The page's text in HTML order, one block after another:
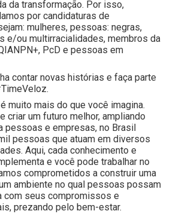
da transformação. Por isso,
por candidaturas de
mulheres, pessoas: negras,
e/ou multirracialidades, membros da
PcD e pessoas em
contar novas histórias e faça parte
muito mais do que você imagina.
criar um futuro melhor, ampliando
pessoas e empresas, no Brasil
pessoas que atuam em diversos
Aqui, cada conhecimento e
e você pode trabalhar no
comprometidos a construir uma
ambiente no qual pessoas possam
com seus compromissos e
prezando pelo bem-estar.